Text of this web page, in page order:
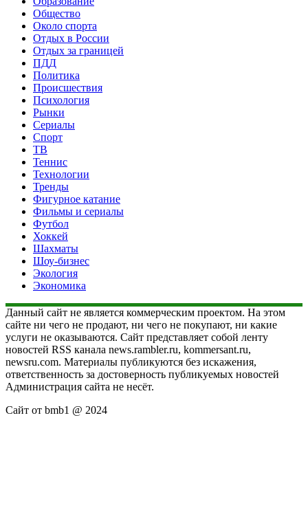
Общество
Около спорта
Отдых в России
Отдых за границей
ПДД
Политика
Происшествия
Психология
Рынки
Сериалы
Спорт
ТВ
Теннис
Технологии
Тренды
Фигурное катание
Фильмы и сериалы
Футбол
Хоккей
Шахматы
Шоу-бизнес
Экология
Экономика
Данный сайт не является коммерческим проектом. На этом
сайте ни чего не продают, ни чего не покупают, ни какие
услуги не оказываются. Сайт представляет собой ленту
новостей RSS канала news.rambler.ru, kommersant.ru,
newsru.com. Материалы публикуются без искажения,
ответственность за достоверность публикуемых новостей
Администрация сайта не несёт.
Сайт от bmb1 @ 2024